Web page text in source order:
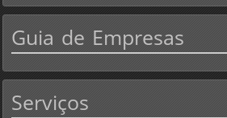
Guia de Empresas
Serviços